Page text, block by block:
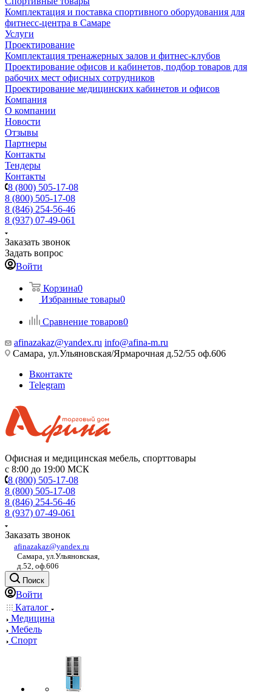
Комплектация и поставка спортивного оборудования для
фитнесс-центра в Самаре
Услуги
Проектирование
Комплектация тренажерных залов и фитнес-клубов
Проектирование офисов и кабинетов, подбор товаров для
рабочих мест офисных сотрудников
Проектирование медицинских кабинетов и офисов
Компания
О компании
Новости
Отзывы
Партнеры
Контакты
Тендеры
Контакты
8 (800) 505-17-08
8 (800) 505-17-08
8 (846) 254-56-46
8 (937) 07-49-061
Заказать звонок
Задать вопрос
Войти
Корзина0
Избранные товары0
Сравнение товаров0
afinazakaz@yandex.ru info@afina-m.ru
Самара, ул.Ульяновская/Ярмарочная д.52/55 оф.606
Вконтакте
Telegram
Офисная и медицинская мебель, спорттовары
с 8:00 до 19:00 МСК
8 (800) 505-17-08
8 (800) 505-17-08
8 (846) 254-56-46
8 (937) 07-49-061
Заказать звонок
afinazakaz@yandex.ru
Самара, ул.Ульяновская,
д.52, оф.606
Поиск
Войти
Каталог
Медицина
Мебель
Спорт